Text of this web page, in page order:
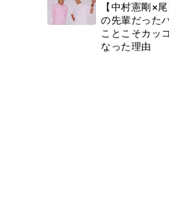
【中村憲剛×
の先輩だった
ことこそカッ
なった理由